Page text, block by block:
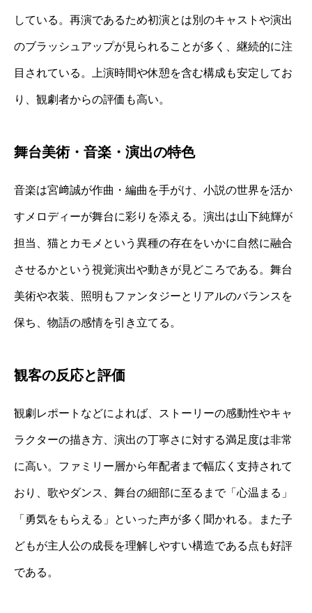
している。再演であるため初演とは別のキャストや演出
のブラッシュアップが見られることが多く、継続的に注
目されている。上演時間や休憩を含む構成も安定してお
り、観劇者からの評価も高い。
舞台美術・音楽・演出の特色
音楽は宮﨑誠が作曲・編曲を手がけ、小説の世界を活か
すメロディーが舞台に彩りを添える。演出は山下純輝が
担当、猫とカモメという異種の存在をいかに自然に融合
させるかという視覚演出や動きが見どころである。舞台
美術や衣装、照明もファンタジーとリアルのバランスを
保ち、物語の感情を引き立てる。
観客の反応と評価
観劇レポートなどによれば、ストーリーの感動性やキャ
ラクターの描き方、演出の丁寧さに対する満足度は非常
に高い。ファミリー層から年配者まで幅広く支持されて
おり、歌やダンス、舞台の細部に至るまで「心温まる」
「勇気をもらえる」といった声が多く聞かれる。また子
どもが主人公の成長を理解しやすい構造である点も好評
である。